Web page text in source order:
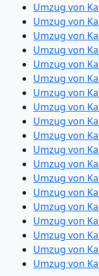
Umzug von
Umzug von
Umzug von
Umzug von
Umzug von
Umzug von
Umzug von
Umzug von
Umzug von
Umzug von
Umzug von
Umzug von
Umzug von
Umzug von
Umzug von
Umzug von
Umzug von
Umzug von
Umzug von